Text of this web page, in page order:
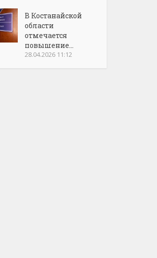
В Костанайской
области
отмечается
повышение...
28.04.2026 11:12